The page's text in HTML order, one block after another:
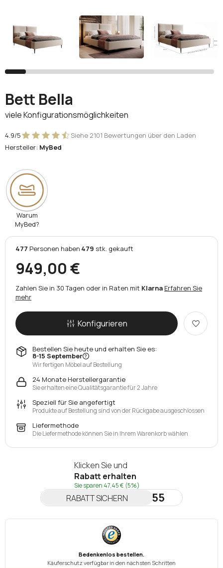
Google
Sie haben noch kein Konto?
Bett Bella
viele Konfigurationsmöglichkeiten
4.9/5
Siehe 2101 Bewertungen über den Laden
Hersteller: MyBed
Warum
MyBed?
477 Personen haben 479 stk. gekauft
949,00 €
Zahlen Sie in 30 Tagen oder in Raten mit Klarna Erfahren Sie
mehr
Konfigurieren
Bestellen Sie heute und erhalten Sie es:
8-15 September
Wir fertigen Möbel auf Bestellung
24 Monate Herstellergarantie
Sie erhalten eine Qualitätsgarantie für 2 Jahre
Speziell für Sie angefertigt
Produkte auf Bestellung sind von der Rückgabe ausgeschlossen
Liefermethode
Die Liefermethode können Sie in Ihrem Warenkorb wählen
Klicken Sie und
Rabatt erhalten
Sie sparen 47,45 € (5%)
RABATT SICHERN
NEWSLETTER55